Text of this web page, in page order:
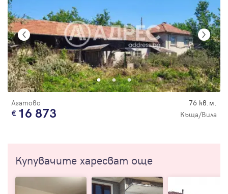
Агатово 76 кв.м.
16 873 Къща/Вила
Купувачите харесват още